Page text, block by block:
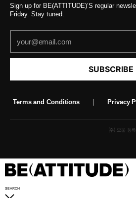
Sign up for BE(ATTITUDE)’S regular
Friday. Stay tuned.
SUBSCRIBE
Terms and Conditions Privacy
(주) 오운 등
SEARCH